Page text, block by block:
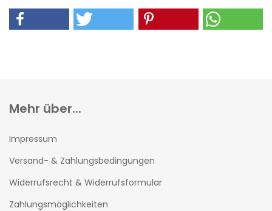
Mehr über...
Impressum
Versand- & Zahlungsbedingungen
Widerrufsrecht & Widerrufsformular
Zahlungsmöglichkeiten